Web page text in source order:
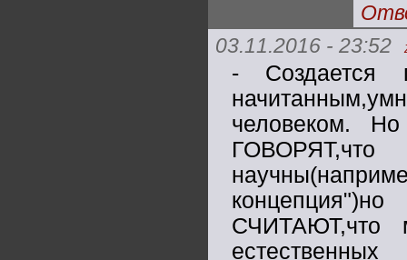
03.11.2016 - 23:52
- Создается
человеком.
СЧИТАЮТ,что